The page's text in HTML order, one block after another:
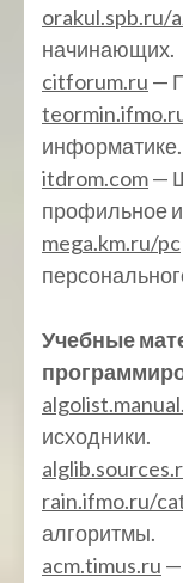
orakul.spb.ru/
начинающих.
citforum.ru —
информатике.
itdrom.com—
профильное
mega.km.ru/pc
Учебные
исходники.
rain.ifmo.ru/
алгоритмы.
acm.timus.ru —